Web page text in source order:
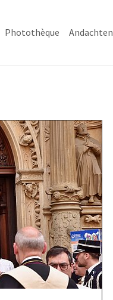
(current)
Photothèque Andachten